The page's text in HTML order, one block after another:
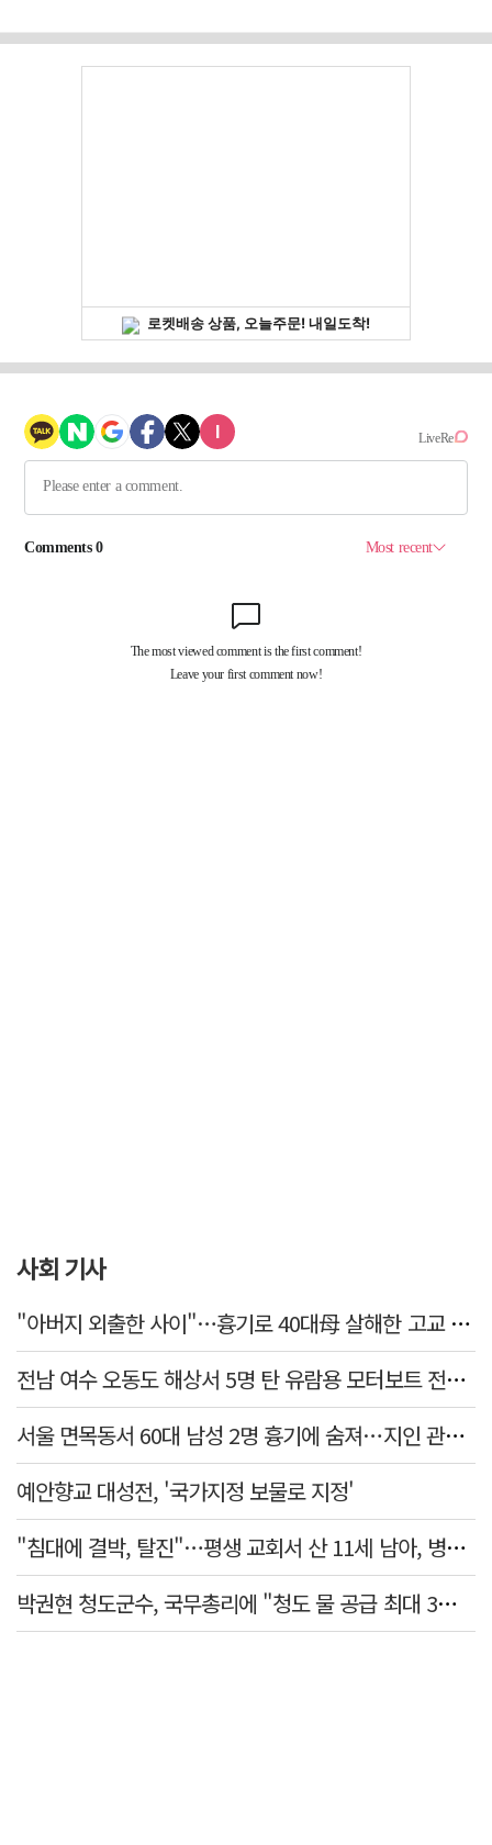
사회 기사
"아버지 외출한 사이"…흉기로 40대母 살해한 고교 자퇴생, 구속 기로에
전남 여수 오동도 해상서 5명 탄 유람용 모터보트 전복…2명 숨져
서울 면목동서 60대 남성 2명 흉기에 숨져…지인 관계로 추정
예안향교 대성전, '국가지정 보물로 지정'
"침대에 결박, 탈진"…평생 교회서 산 11세 남아, 병원 이송 끝 숨져
박권현 청도군수, 국무총리에 "청도 물 공급 최대 3만t 늘려달라"